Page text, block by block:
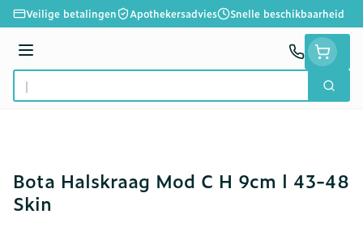
Ga naar de inhoud
Veilige betalingen Apothekersadvies Snelle beschikbaarheid
Menu
Product, merk, categorie...
Zoek
Bota Halskraag Mod C H 9cm l 43-48
Skin